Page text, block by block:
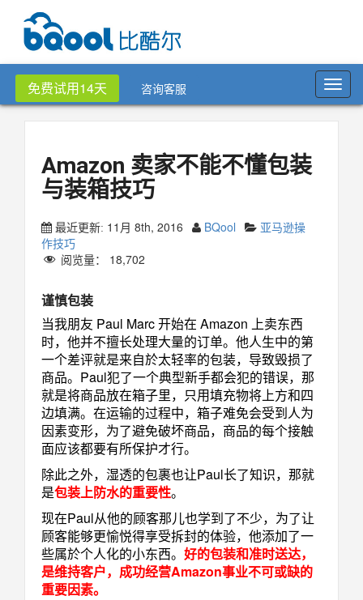
免费试用14天 咨询客服
Amazon 卖家不能不懂包装
与装箱技巧
最近更新: 11月 8th, 2016 BQool
亚马逊操
作技巧
阅览量： 18,702
谨慎包装
当我朋友 Paul Marc 开始在 Amazon 上卖东西
时，他并不擅长处理大量的订单。他人生中的第
一个差评就是来自於太轻率的包装，导致毁损了
商品。Paul犯了一个典型新手都会犯的错误，那
就是将商品放在箱子里，只用填充物将上方和四
边填满。在运输的过程中，箱子难免会受到人为
因素变形，为了避免破坏商品，商品的每个接触
面应该都要有所保护才行。
除此之外，湿透的包裹也让Paul长了知识，那就
是包装上防水的重要性。
现在Paul从他的顾客那儿也学到了不少，为了让
顾客能够更愉悦得享受拆封的体验，他添加了一
些属於个人化的小东西。 好的包装和准时送达，
是维持客户，成功经营Amazon事业不可或缺的
重要因素。